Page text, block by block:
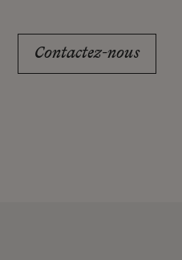
Contactez-nous